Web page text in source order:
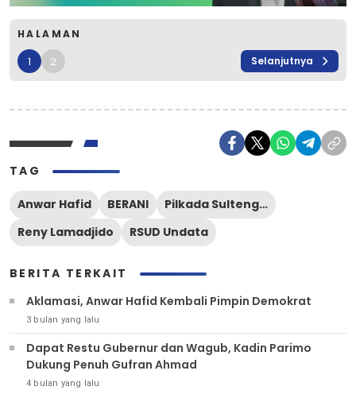
HALAMAN
1 2 Selanjutnya
TAG
Anwar Hafid BERANI
Pilkada Sulteng 2024
Reny Lamadjido
RSUD Undata
BERITA TERKAIT
Aklamasi, Anwar Hafid Kembali Pimpin Demokrat
3 bulan yang lalu
Dapat Restu Gubernur dan Wagub, Kadin Parimo
Dukung Penuh Gufran Ahmad
4 bulan yang lalu